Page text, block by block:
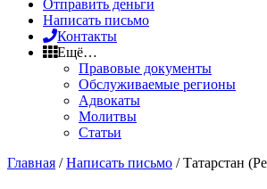
Отправить деньги
Написать письмо
Контакты
Ещё…
Правовые документы
Обслуживаемые регионы
Адвокаты
Молитвы
Статьи
Главная /Написать письмо / Татарстан